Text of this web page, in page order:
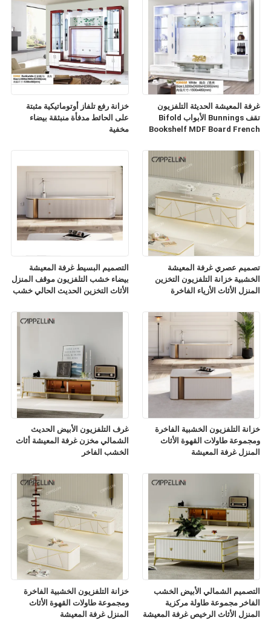
خزانة رفع تلفاز أوتوماتيكية مثبتة
على الحائط مدفأة منبثقة بيضاء
مخفية
غرفة المعيشة الحديثة التلفزيون
تقف Bunnings الأبواب Bifold
Bookshelf MDF Board French
التصميم البسيط غرفة المعيشة
بيضاء خشب التلفزيون موقف المنزل
الأثاث التخزين الحديث الحالي خشب
التلفزيون
تصميم عصري غرفة المعيشة
الخشبية خزانة التلفزيون التخزين
المنزل الأثاث الأزياء الفاخرة
غرف التلفزيون الأبيض الحديث
الشمالي مخزن غرفة المعيشة أثاث
الخشب الفاخر
خزانة التلفزيون الخشبية الفاخرة
ومجموعة طاولات القهوة الأثاث
المنزل غرفة المعيشة
خزانة التلفزيون الخشبية الفاخرة
ومجموعة طاولات القهوة الأثاث
المنزل غرفة المعيشة
التصميم الشمالي الأبيض الخشب
الفاخر مجموعة طاولة مركزية
المنزل الأثاث الرخيص غرفة المعيشة